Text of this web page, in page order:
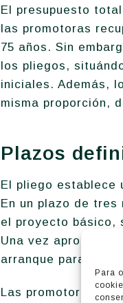
Para
El presupuesto
las promotoras
75 años. Sin
los pliegos,
iniciales. Además,
misma proporción,
Plazos
El pliego establece
En un plazo de
el proyecto básico,
Una vez aprobado
arranque para el
Las promotoras